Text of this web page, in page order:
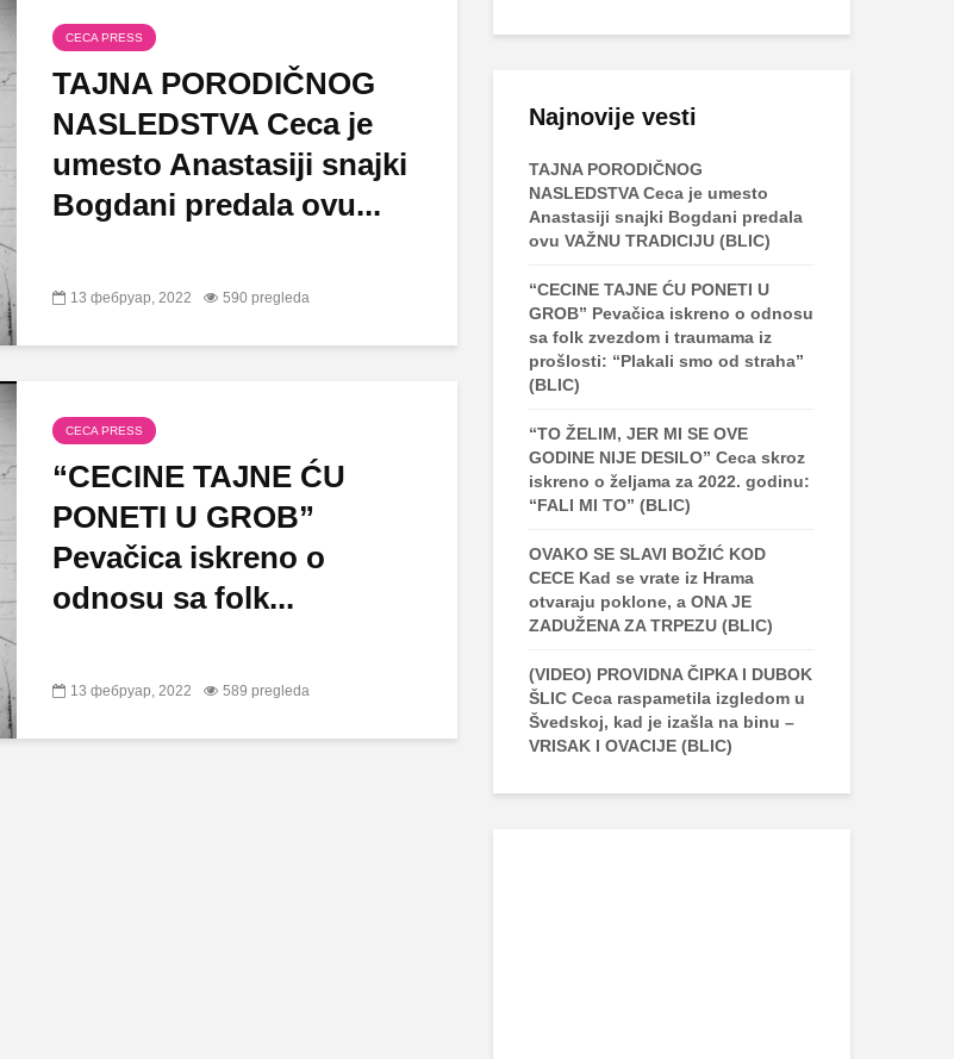
CECA PRESS
TAJNA PORODIČNOG
NASLEDSTVA Ceca je
umesto Anastasiji snajki
Bogdani predala ovu...
13 фебруар, 2022 590 pregleda
CECA PRESS
“CECINE TAJNE ĆU
PONETI U GROB”
Pevačica iskreno o
odnosu sa folk...
13 фебруар, 2022 589 pregleda
Najnovije vesti
TAJNA PORODIČNOG
NASLEDSTVA Ceca je umesto
Anastasiji snajki Bogdani predala
ovu VAŽNU TRADICIJU (BLIC)
“CECINE TAJNE ĆU PONETI U
GROB” Pevačica iskreno o odnosu
sa folk zvezdom i traumama iz
prošlosti: “Plakali smo od straha”
(BLIC)
“TO ŽELIM, JER MI SE OVE
GODINE NIJE DESILO” Ceca skroz
iskreno o željama za 2022. godinu:
“FALI MI TO” (BLIC)
OVAKO SE SLAVI BOŽIĆ KOD
CECE Kad se vrate iz Hrama
otvaraju poklone, a ONA JE
ZADUŽENA ZA TRPEZU (BLIC)
(VIDEO) PROVIDNA ČIPKA I DUBOK
ŠLIC Ceca raspametila izgledom u
Švedskoj, kad je izašla na binu –
VRISAK I OVACIJE (BLIC)